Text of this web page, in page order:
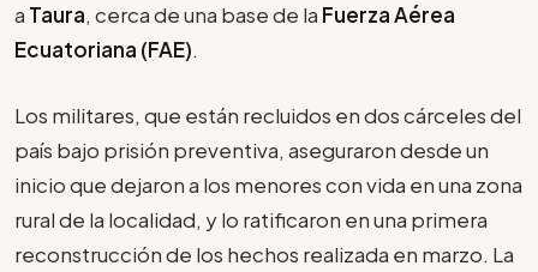
a Taura, cerca de una base de la Fuerza Aérea
Ecuatoriana (FAE).
Los militares, que están recluidos en dos cárceles del
país bajo prisión preventiva, aseguraron desde un
inicio que dejaron a los menores con vida en una zona
rural de la localidad, y lo ratificaron en una primera
reconstrucción de los hechos realizada en marzo. La